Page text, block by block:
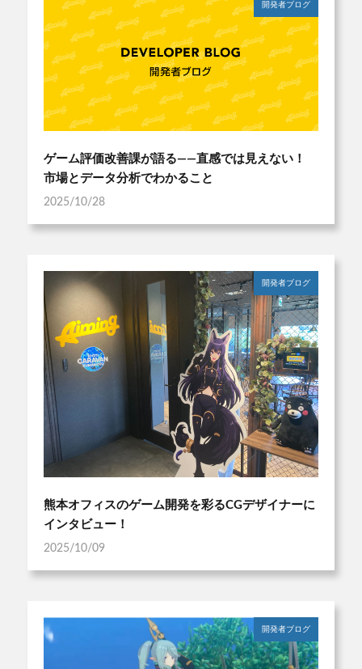
開発者ブログ
ゲーム評価改善課が語る――直感では見えない！
市場とデータ分析でわかること
2025/10/28
開発者ブログ
熊本オフィスのゲーム開発を彩るCGデザイナーに
インタビュー！
2025/10/09
開発者ブログ